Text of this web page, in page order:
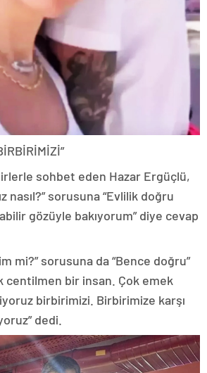
sohbet eden Hazar Ergüçlü,
nasıl?” sorusuna “Evlilik doğru
gözüyle bakıyorum” diye cevap
mi?” sorusuna da “Bence doğru”
centilmen bir insan. Çok emek
birbirimizi. Birbirimize karşı
dedi.